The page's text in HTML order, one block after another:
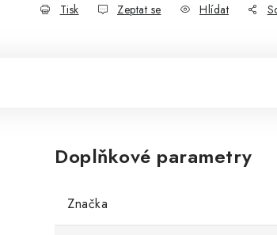
Tisk Zeptat se Hlídat
Doplňkové parametry
Značka